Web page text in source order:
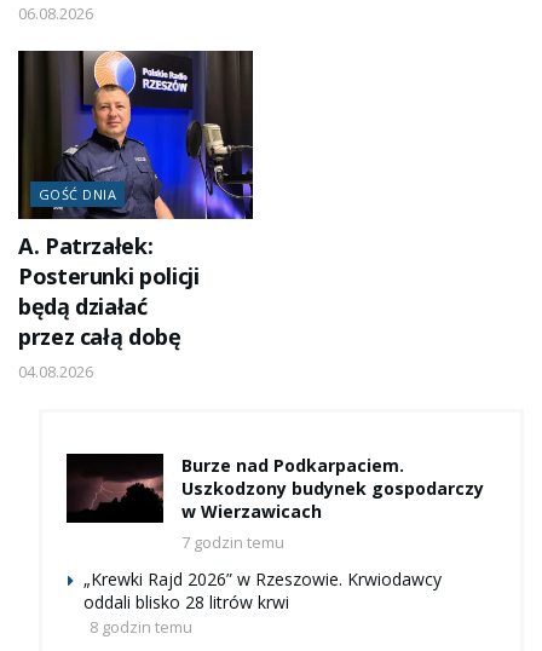
06.08.2026
GOŚĆ DNIA
A. Patrzałek:
Posterunki policji
będą działać
przez całą dobę
04.08.2026
Burze nad Podkarpaciem.
Uszkodzony budynek gospodarczy
w Wierzawicach
7 godzin temu
„Krewki Rajd 2026” w Rzeszowie. Krwiodawcy
oddali blisko 28 litrów krwi
8 godzin temu